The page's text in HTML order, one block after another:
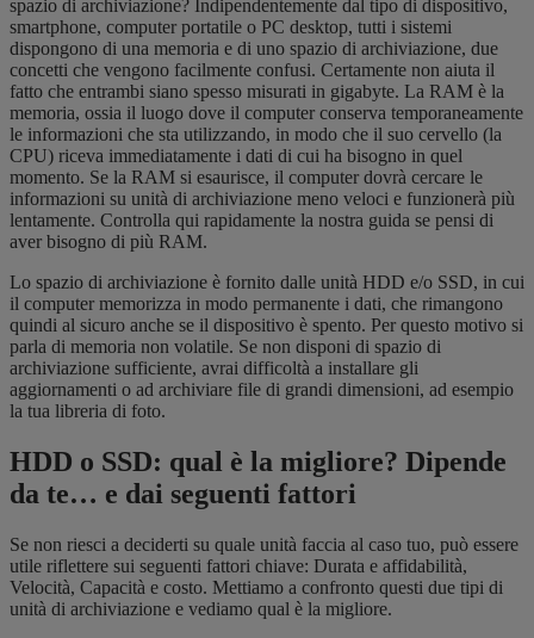
spazio di archiviazione? Indipendentemente dal tipo di dispositivo,
smartphone, computer portatile o PC desktop, tutti i sistemi
dispongono di una memoria e di uno spazio di archiviazione, due
concetti che vengono facilmente confusi. Certamente non aiuta il
fatto che entrambi siano spesso misurati in gigabyte. La RAM è la
memoria, ossia il luogo dove il computer conserva temporaneamente
le informazioni che sta utilizzando, in modo che il suo cervello (la
CPU) riceva immediatamente i dati di cui ha bisogno in quel
momento. Se la RAM si esaurisce, il computer dovrà cercare le
informazioni su unità di archiviazione meno veloci e funzionerà più
lentamente. Controlla qui rapidamente la nostra guida se pensi di
aver bisogno di più RAM.
Lo spazio di archiviazione è fornito dalle unità HDD e/o SSD, in cui
il computer memorizza in modo permanente i dati, che rimangono
quindi al sicuro anche se il dispositivo è spento. Per questo motivo si
parla di memoria non volatile. Se non disponi di spazio di
archiviazione sufficiente, avrai difficoltà a installare gli
aggiornamenti o ad archiviare file di grandi dimensioni, ad esempio
la tua libreria di foto.
HDD o SSD: qual è la migliore? Dipende
da te… e dai seguenti fattori
Se non riesci a deciderti su quale unità faccia al caso tuo, può essere
utile riflettere sui seguenti fattori chiave: Durata e affidabilità,
Velocità, Capacità e costo. Mettiamo a confronto questi due tipi di
unità di archiviazione e vediamo qual è la migliore.